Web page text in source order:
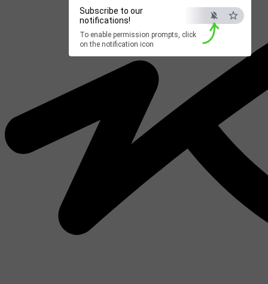
Subscribe to our
notifications!
To enable permission prompts, click
on the notification icon